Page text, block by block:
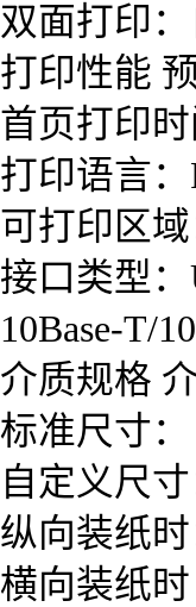
双面打印
打印性能
首页打印
打印语言
可打印区
接口类型：
10Base-T/
介质规格
标准尺寸：
自定义尺寸
纵向装纸时
横向装纸时